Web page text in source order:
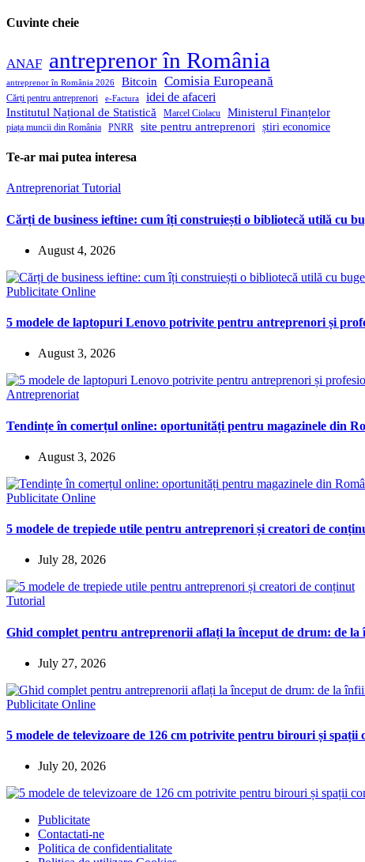
Cuvinte cheie
ANAF antreprenor în România
antreprenor în România 2026 Bitcoin Comisia Europeană
Cărți pentru antreprenori e-Factura idei de afaceri
Institutul Național de Statistică Marcel Ciolacu Ministerul Finanțelor
piața muncii din România PNRR site pentru antreprenori știri economice
Te-ar mai putea interesa
Antreprenoriat Tutorial
Cărți de business ieftine: cum îți construiești o bibliotecă utilă cu
August 4, 2026
Publicitate Online
5 modele de laptopuri Lenovo potrivite pentru antreprenori și
August 3, 2026
Antreprenoriat
Tendințe în comerțul online: oportunități pentru magazinele din
August 3, 2026
Publicitate Online
5 modele de trepiede utile pentru antreprenori și creatori de
July 28, 2026
Tutorial
Ghid complet pentru antreprenorii aflați la început de drum: de
July 27, 2026
Publicitate Online
5 modele de televizoare de 126 cm potrivite pentru birouri și spații
July 20, 2026
Publicitate
Contactati-ne
Politica de confidentialitate